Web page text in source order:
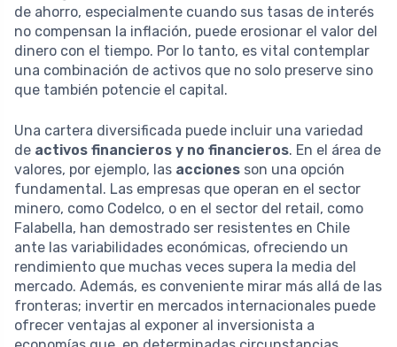
de ahorro, especialmente cuando sus tasas de interés
no compensan la inflación, puede erosionar el valor del
dinero con el tiempo. Por lo tanto, es vital contemplar
una combinación de activos que no solo preserve sino
que también potencie el capital.
Una cartera diversificada puede incluir una variedad
de activos financieros y no financieros. En el área de
valores, por ejemplo, las acciones son una opción
fundamental. Las empresas que operan en el sector
minero, como Codelco, o en el sector del retail, como
Falabella, han demostrado ser resistentes en Chile
ante las variabilidades económicas, ofreciendo un
rendimiento que muchas veces supera la media del
mercado. Además, es conveniente mirar más allá de las
fronteras; invertir en mercados internacionales puede
ofrecer ventajas al exponer al inversionista a